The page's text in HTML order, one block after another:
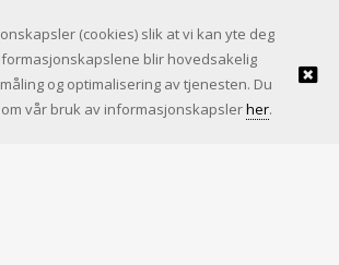
AS |Design&implementasjon av Kréatif
(cookies) slik at vi kan yte deg
blir hovedsakelig
og optimalisering av tjenesten. Du
vår bruk av informasjonskapslerher.